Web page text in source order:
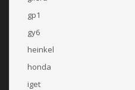
gp1
gy6
heinkel
honda
iget